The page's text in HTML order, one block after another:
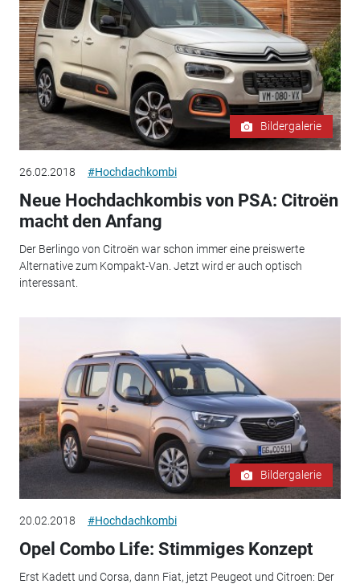
Bildergalerie
26.02.2018 #Hochdachkombi
Neue Hochdachkombis von PSA: Citroën
macht den Anfang
Der Berlingo von Citroën war schon immer eine preiswerte
Alternative zum Kompakt-Van. Jetzt wird er auch optisch
interessant.
Bildergalerie
20.02.2018 #Hochdachkombi
Opel Combo Life: Stimmiges Konzept
Erst Kadett und Corsa, dann Fiat, jetzt Peugeot und Citroen: Der